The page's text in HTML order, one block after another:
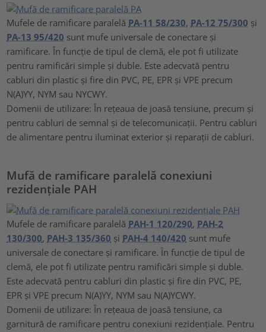
Mufele de ramificare paralelă PA-11 58/230, PA-12 75/300 și
PA-13 95/420 sunt mufe universale de conectare și
ramificare. În funcție de tipul de clemă, ele pot fi utilizate
pentru ramificări simple și duble. Este adecvată pentru
cabluri din plastic și fire din PVC, PE, EPR și VPE precum
N(A)YY, NYM sau NYCWY.
Domenii de utilizare: În rețeaua de joasă tensiune, precum și
pentru cabluri de semnal și de telecomunicații. Pentru cabluri
de alimentare pentru iluminat exterior și reparații de cabluri.
Mufă de ramificare paralelă conexiuni
rezidențiale PAH
Mufele de ramificare paralelă PAH-1 120/290, PAH-2
130/300, PAH-3 135/360 și PAH-4 140/420 sunt mufe
universale de conectare și ramificare. În funcție de tipul de
clemă, ele pot fi utilizate pentru ramificări simple și duble.
Este adecvată pentru cabluri din plastic și fire din PVC, PE,
EPR și VPE precum N(A)YY, NYM sau N(A)YCWY.
Domenii de utilizare: În rețeaua de joasă tensiune, ca
garnitură de ramificare pentru conexiuni rezidențiale. Pentru